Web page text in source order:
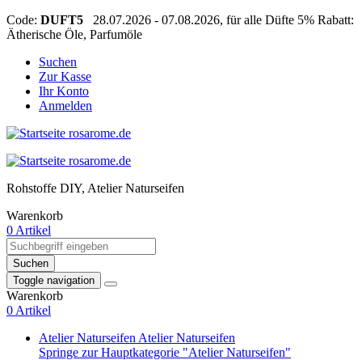
Code: DUFT5 28.07.2026 - 07.08.2026, für alle Düfte 5% Rabatt:
Ätherische Öle, Parfumöle
Suchen
Zur Kasse
Ihr Konto
Anmelden
Rohstoffe DIY, Atelier Naturseifen
Warenkorb
0 Artikel
Suchen
Toggle navigation
Warenkorb
0 Artikel
Atelier Naturseifen Atelier Naturseifen
Springe zur Hauptkategorie "Atelier Naturseifen"